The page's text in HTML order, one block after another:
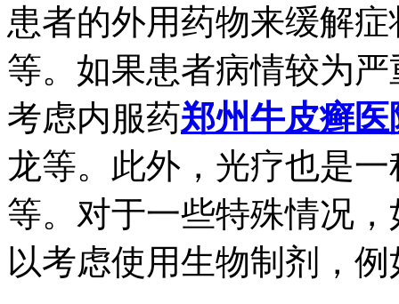
患者的外用药物来缓解
等。如果患者病情较为
考虑内服药郑州牛皮癣医
龙等。此外，光疗也是
等。对于一些特殊情况
以考虑使用生物制剂，